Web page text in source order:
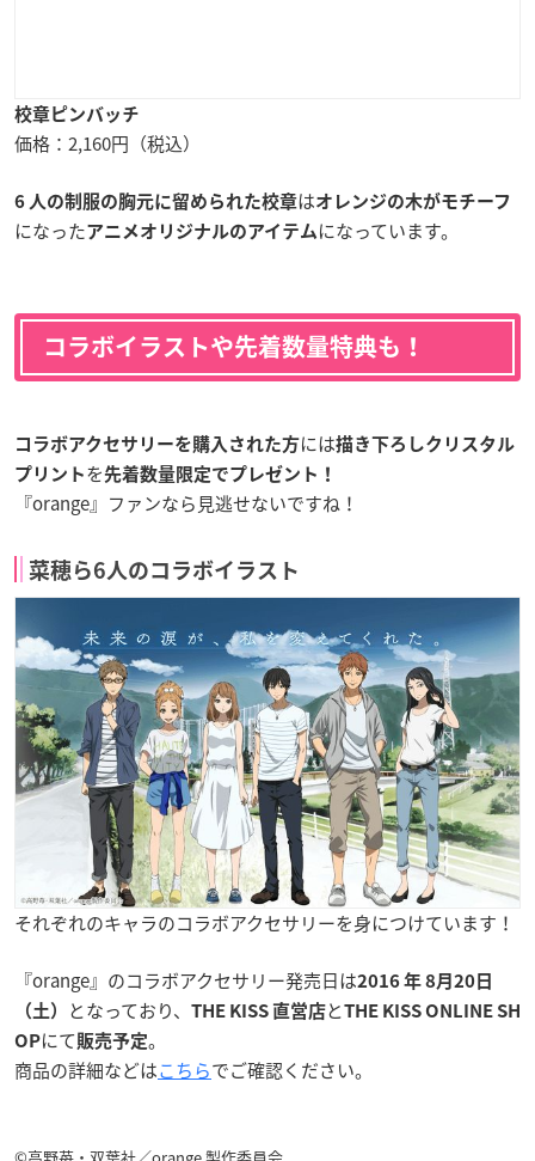
校章ピンバッチ
価格：2,160円（税込）
6 人の制服の胸元に留められた校章はオレンジの木がモチーフ
になったアニメオリジナルのアイテム になっています。
コラボイラストや先着数量特典も！
コラボアクセサリーを購入された方には描き下ろしクリスタル
プリント を先着数量限定でプレゼント！
『orange』ファンなら見逃せないですね！
菜穂ら6人のコラボイラスト
それぞれのキャラのコラボアクセサリーを身につけています！
『orange』のコラボアクセサリー発売日は2016 年 8月20日
（土）
となっており、 THE KISS 直営店とTHE KISS ONLINE SH
OPにて販売予定。
商品の詳細などはこちらでご確認ください。